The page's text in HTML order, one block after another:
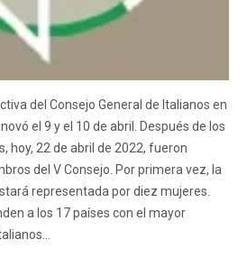
del Consejo General de Italianos en
el 9 y el 10 de abril. Después de los
hoy, 22 de abril de 2022, fueron
del V Consejo. Por primera vez, la
representada por diez mujeres.
a los 17 países con el mayor